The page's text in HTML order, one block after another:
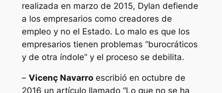
realizada en marzo de 2015, Dylan defiende
a los empresarios como creadores de
empleo y no el Estado. Lo malo es que los
empresarios tienen problemas “burocráticos
y de otra índole” y el proceso se debilita.
– Vicenç Navarroescribió en octubre de
2016 un artículo llamado “Lo que no se ha